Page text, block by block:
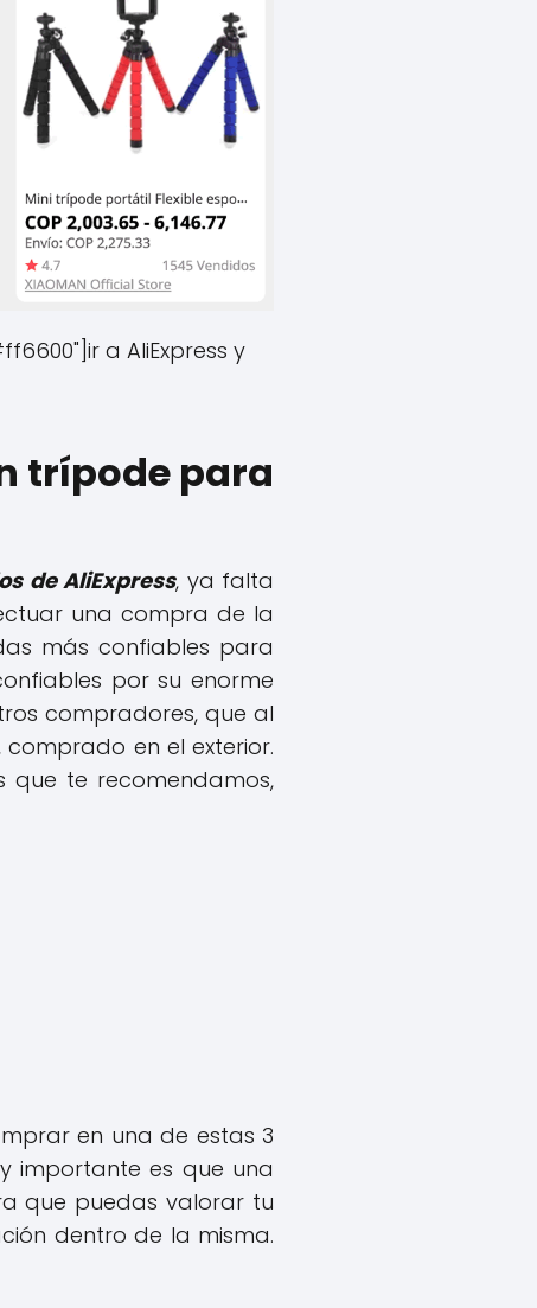
a AliExpress y
trípode para
de AliExpress, ya falta
una compra de la
más confiables para
por su enorme
compradores, que al
en el exterior.
que te recomendamos,
en una de estas 3
importante es que una
que puedas valorar tu
dentro de la misma.